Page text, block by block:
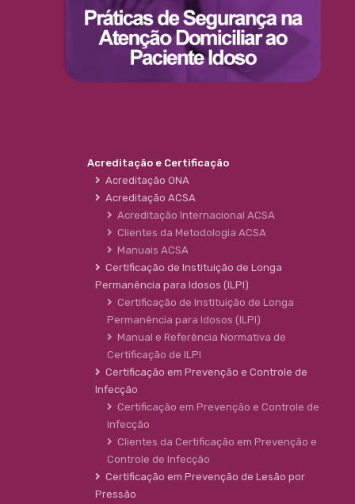
Acreditação e Certificação
Acreditação ONA
Acreditação ACSA
Acreditação Internacional ACSA
Clientes da Metodologia ACSA
Manuais ACSA
Certificação de Instituição de Longa
Permanência para Idosos (ILPI)
Certificação de Instituição de Longa
Permanência para Idosos (ILPI)
Manual e Referência Normativa de
Certificação de ILPI
Certificação em Prevenção e Controle de
Infecção
Certificação em Prevenção e Controle de
Infecção
Clientes da Certificação em Prevenção e
Controle de Infecção
Certificação em Prevenção de Lesão por
Pressão